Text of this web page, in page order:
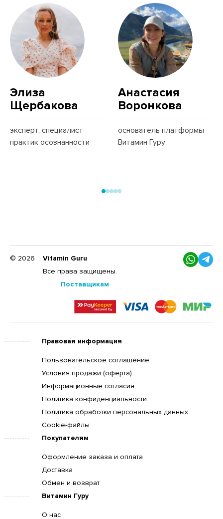
Элиза
Щербакова
эксперт, специалист
практик осознанности
Анастасия
Воронкова
основатель платформы
Витамин Гуру
© 2026
Vitamin Guru
Все права защищены.
Поставщикам
Правовая информация
Пользовательское соглашение
Условия продажи (оферта)
Информационные согласия
Политика конфиденциальности
Политика обработки персональных данных
Cookie-файлы
Покупателям
Оформление заказа и оплата
Доставка
Обмен и возврат
Витамин Гуру
О нас